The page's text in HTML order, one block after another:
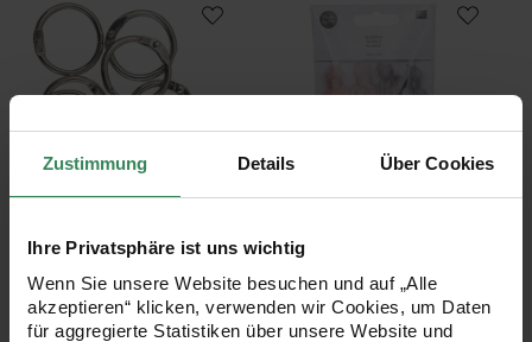
Zustimmung Details Über Cookies
Ihre Privatsphäre ist uns wichtig
Wenn Sie unsere Website besuchen und auf „Alle
akzeptieren“ klicken, verwenden wir Cookies, um Daten
für aggregierte Statistiken über unsere Website und
Hersteller:
Rico Design
Metallring zum Öffnen 18mm
10 Stück
Hersteller:
Rico Design
Quasten 9cm 4 Stück